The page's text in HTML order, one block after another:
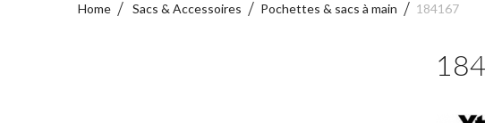
Home Sacs & Accessoires Pochettes & sacs à main 184167